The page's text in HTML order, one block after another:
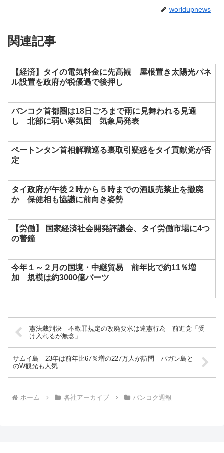
worldupnews
関連記事
【経済】タイの電気料金に先高観 屋根置き太陽光パネ
ル設置を政府が税優遇で後押し
バンコク首都圏は18日ごろまで雨に見舞われる見通
し 北部に弱い寒気団 気象局発表
ペートンタン首相解職巡る裏取引疑惑をタイ貢献党が否
定
タイ政府が午後２時から５時までの酒販売禁止を撤廃
か 保健相も協議に前向き姿勢
【労働】 国家経済社会開発評議会、タイ労働市場に4つ
の警鐘
今年１～２月の国境・中継貿易 前年比で約11％増
加 規模は約3000億バーツ
憲法裁判決 不敬罪規定の改廃要求は違憲行為 前進党「受
け入れるが無念」
サムイ島 23年は前年比67％増の227万人が訪問 パガン島と
のW観光も人気
ホーム 各社アーカイブ バンコク週報